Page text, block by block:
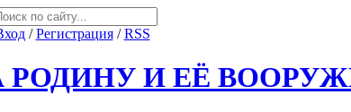
/Регистрация/RSS
И ЕЁ